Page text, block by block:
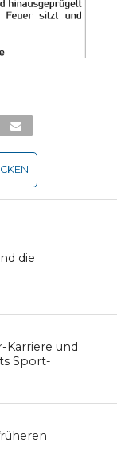
die
Karriere und
Sport-